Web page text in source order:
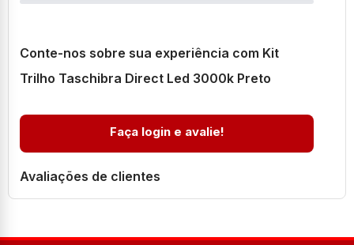
Conte-nos sobre sua experiência com Kit
Trilho Taschibra Direct Led 3000k Preto
Faça login e avalie!
Avaliações de clientes